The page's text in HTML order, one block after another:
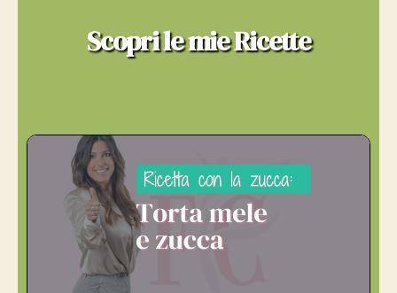
Scopri le mie Ricette